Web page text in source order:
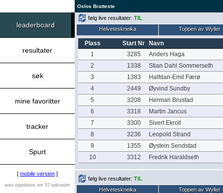
Oslos Bratteste
leaderboard
resultater
søk
mine favoritter
tracker
Spurt
[ mobile version ]
auto-oppdatere om 57 sekunder
følg live resultater: TIL
Helveteskneika
Toppen av Wyller
Plass Start Nr
Navn
1
3285
Anders Haga
2
1338
Stian Dahl Sommerseth
3
1383
Halfdan-Emil Færø
4
2449
Øyvind Sundby
5
3208
Herman Brustad
6
3318
Martin Jancus
7
3300
Sivert Ekroll
8
3236
Leopold Strand
9
1355
Øystein Sendstad
10
3312 Fredrik Haraldseth
følg live resultater: TIL
Helveteskneika
Toppen av Wyller